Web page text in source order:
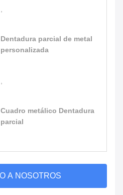
Dentadura parcial de metal
personalizada
Cuadro metálico Dentadura
parcial
CONTACTO A NOSOTROS